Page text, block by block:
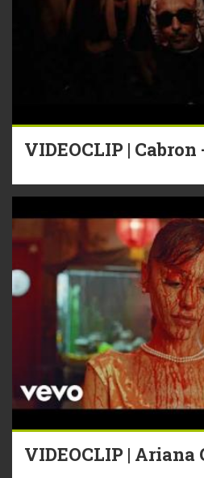
VIDEOCLIP | Cabron
VIDEOCLIP | Ariana